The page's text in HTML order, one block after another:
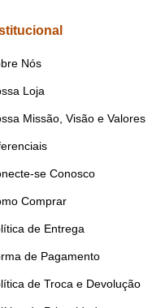
Nós
Loja
Missão, Visão e Valores
se Conosco
Comprar
de Entrega
de Pagamento
de Troca e Devolução